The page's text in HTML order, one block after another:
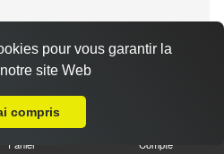
Panier Compte
pour vous garantir la
site Web
compris